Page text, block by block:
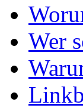
Wer